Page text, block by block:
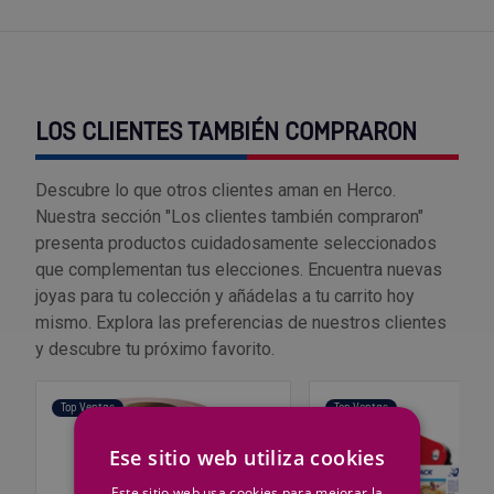
LOS CLIENTES TAMBIÉN COMPRARON
Descubre lo que otros clientes aman en Herco.
Nuestra sección "Los clientes también compraron"
presenta productos cuidadosamente seleccionados
que complementan tus elecciones. Encuentra nuevas
joyas para tu colección y añádelas a tu carrito hoy
mismo. Explora las preferencias de nuestros clientes
y descubre tu próximo favorito.
Top Ventas Top Ventas
Outlet Técnica de fluidos
Outlet Tiradores y manillas
Outlet Tornilleria
Outlet Transmisiones
Outlet Ventilación y calefacción
Ese sitio web utiliza cookies